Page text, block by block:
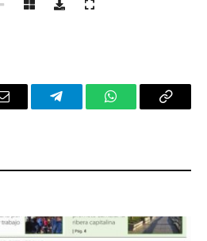
Email TelegramWhatsAppCopy